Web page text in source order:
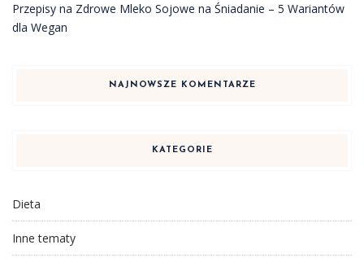
Przepisy na Zdrowe Mleko Sojowe na Śniadanie – 5 Wariantów
dla Wegan
NAJNOWSZE KOMENTARZE
KATEGORIE
Dieta
Inne tematy